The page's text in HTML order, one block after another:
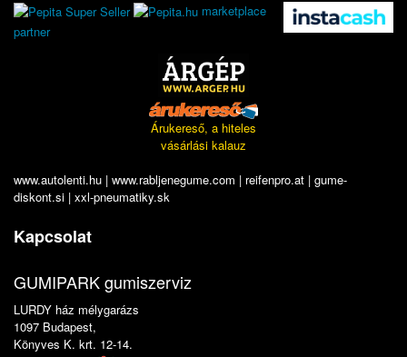
marketplace
partner
Árukereső, a hiteles
vásárlási kalauz
www.autolenti.hu | www.rabljenegume.com | reifenpro.at | gume-
diskont.si | xxl-pneumatiky.sk
Kapcsolat
GUMIPARK gumiszerviz
LURDY ház mélygarázs
1097 Budapest,
Könyves K. krt. 12-14.